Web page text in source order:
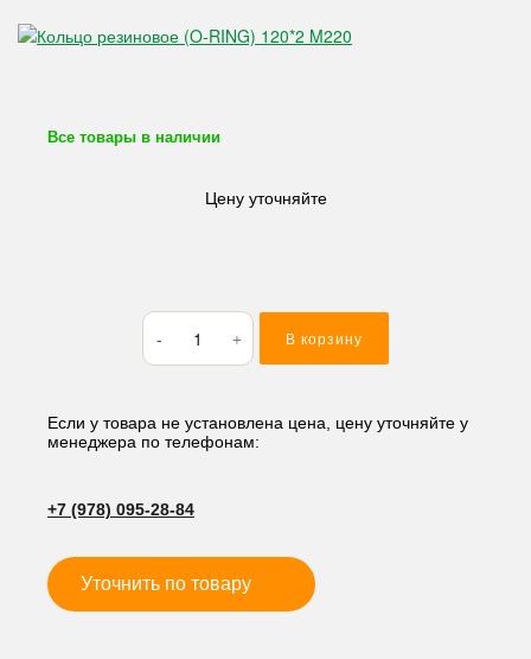
Все товары в наличии
Цену уточняйте
Количество
товара
Кольцо
(O-
RING)
В корзину
Если у товара не установлена цена, цену уточняйте у
менеджера по телефонам:
+7 (978) 095-28-84
Уточнить по товару